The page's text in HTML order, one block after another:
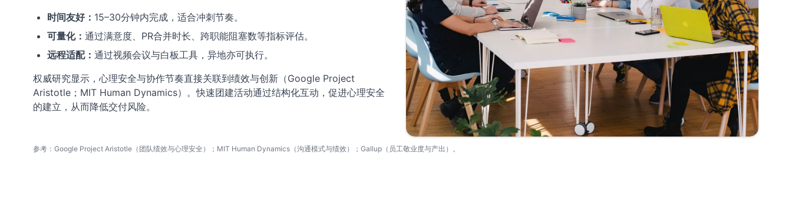
时间友好： 15–30分钟内完成，适合冲刺节奏。
可量化： 通过满意度、PR合并时长、跨职能阻塞数等指标评估。
远程适配： 通过视频会议与白板工具，异地亦可执行。
权威研究显示，心理安全与协作节奏直接关联到绩效与创新（Google Project
Aristotle；MIT Human Dynamics）。快速团建活动通过结构化互动，促进心理安全
的建立，从而降低交付风险。
参考：Google Project Aristotle（团队绩效与心理安全）；MIT Human Dynamics（沟通模式与绩效）；Gallup（员工敬业度与产出）。